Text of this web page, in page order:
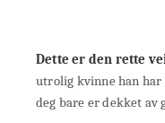
Dette er den rette
utrolig kvinne han
deg bare er dekket av